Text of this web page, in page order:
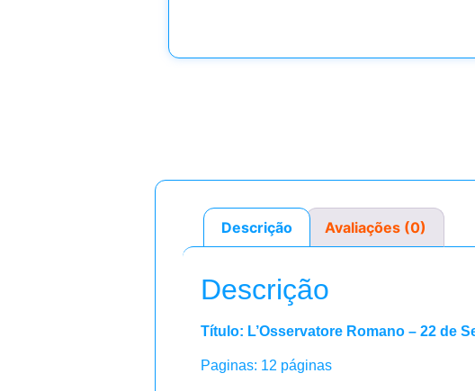
Descrição Avaliações (0)
Descrição
Título: L’Osservatore Romano – 22 de
Paginas: 12 páginas